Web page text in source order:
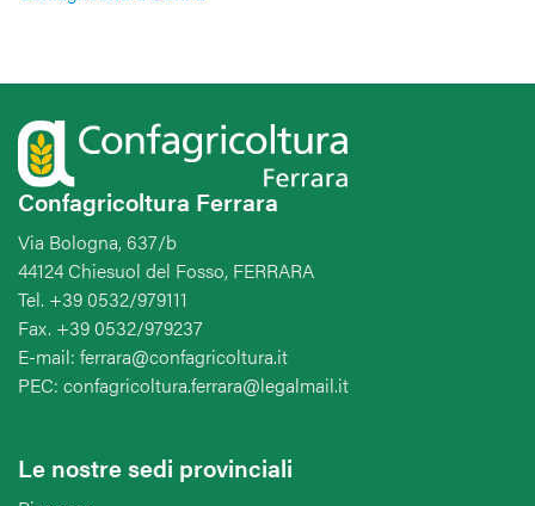
Confagricoltura Ferrara
Via Bologna, 637/b
44124 Chiesuol del Fosso, FERRARA
Tel. +39 0532/979111
Fax. +39 0532/979237
E-mail: ferrara@confagricoltura.it
PEC: confagricoltura.ferrara@legalmail.it
Le nostre sedi provinciali